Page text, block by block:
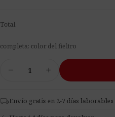
Total
completa: color del fieltro
de
add
local_shippingEnvío gratis en 2-7 días laborables